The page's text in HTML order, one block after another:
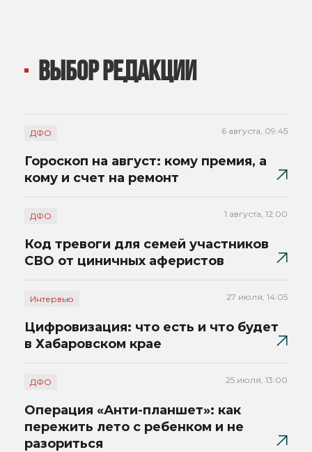
ВЫБОР РЕДАКЦИИ
ДФО 6 августа, 09:45
Гороскоп на август: кому премия, а
кому и счет на ремонт
ДФО 1 августа, 12:00
Код тревоги для семей участников
СВО от циничных аферистов
Интервью 27 июля, 14:05
Цифровизация: что есть и что будет
в Хабаровском крае
ДФО 25 июля, 13:00
Операция «Анти-планшет»: как
пережить лето с ребенком и не
разориться